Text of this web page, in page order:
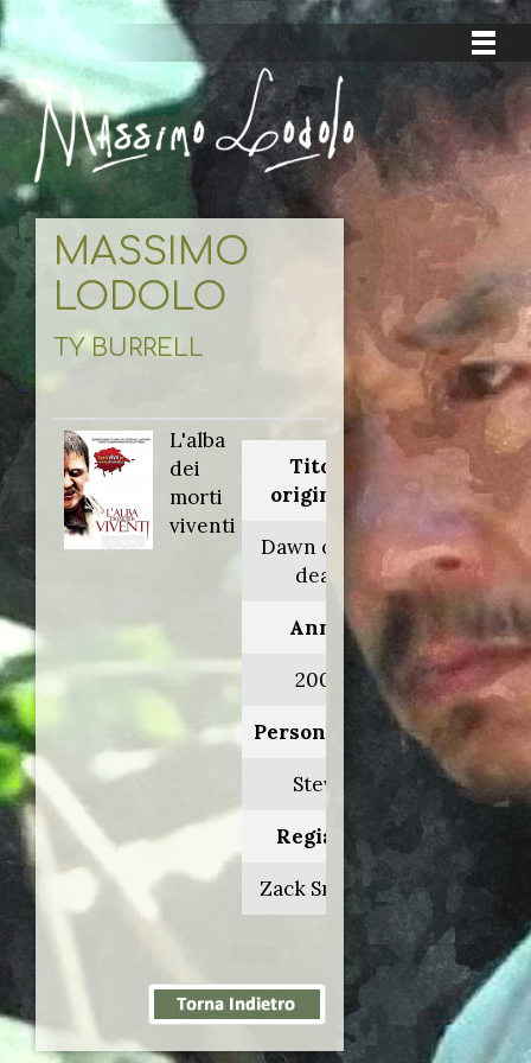
MASSIMO
LODOLO
TY BURRELL
L'alba
dei
morti
viventi
Titolo
originale:
Dawn of the
dead
Anno:
2004
Personaggio:
Steve
Regia di:
Zack Snyder